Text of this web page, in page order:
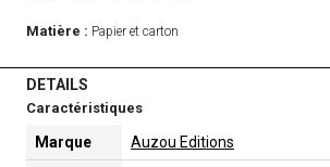
Matière : Papier et carton
DETAILS
Caractéristiques
Marque Auzou Editions